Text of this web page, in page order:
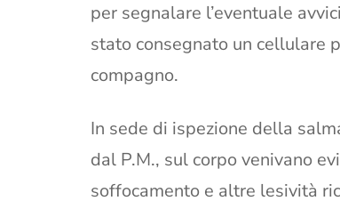
per segnalare l’eventuale
stato consegnato un cellulare
compagno.
In sede di ispezione della
dal P.M., sul corpo venivano
soffocamento e altre lesività